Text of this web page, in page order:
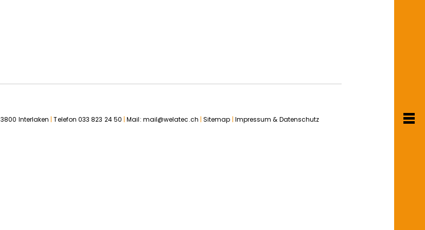
3800 Interlaken | Telefon033 823 24 50 | Mail: mail@welatec.ch | Sitemap | Impressum & Datenschutz